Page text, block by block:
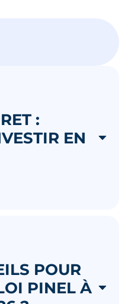
:
EN
POUR
PINEL À